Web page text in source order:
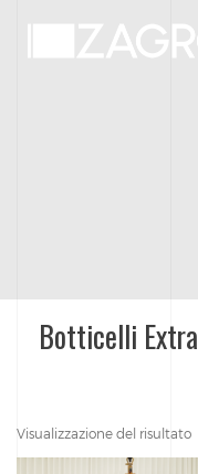
Botticelli Extra
Visualizzazione del risultato